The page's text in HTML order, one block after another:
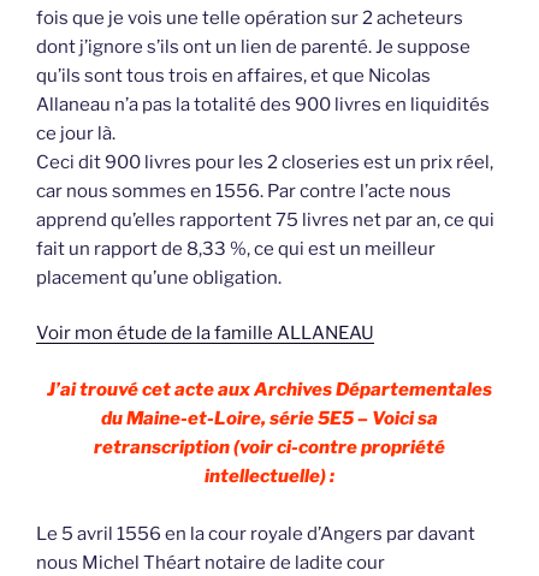
fois que je vois une telle opération sur 2 acheteurs
dont j’ignore s’ils ont un lien de parenté. Je suppose
qu’ils sont tous trois en affaires, et que Nicolas
Allaneau n’a pas la totalité des 900 livres en liquidités
ce jour là.
Ceci dit 900 livres pour les 2 closeries est un prix réel,
car nous sommes en 1556. Par contre l’acte nous
apprend qu’elles rapportent 75 livres net par an, ce qui
fait un rapport de 8,33 %, ce qui est un meilleur
placement qu’une obligation.
Voir mon étude de la famille ALLANEAU
J’ai trouvé cet acte aux Archives Départementales
du Maine-et-Loire, série 5E5 – Voici sa
retranscription (voir ci-contre propriété
intellectuelle) :
Le 5 avril 1556 en la cour royale d’Angers par davant
nous Michel Théart notaire de ladite cour